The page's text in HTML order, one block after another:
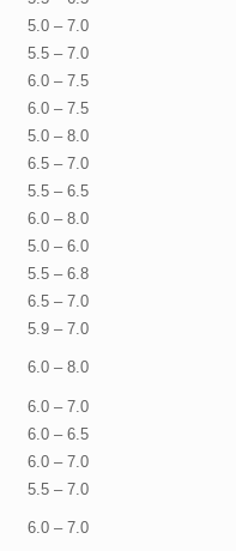
5.0 – 7.0
5.5 – 7.0
6.0 – 7.5
6.0 – 7.5
5.0 – 8.0
6.5 – 7.0
5.5 – 6.5
6.0 – 8.0
5.0 – 6.0
5.5 – 6.8
6.5 – 7.0
5.9 – 7.0
6.0 – 8.0
6.0 – 7.0
6.0 – 6.5
6.0 – 7.0
5.5 – 7.0
6.0 – 7.0